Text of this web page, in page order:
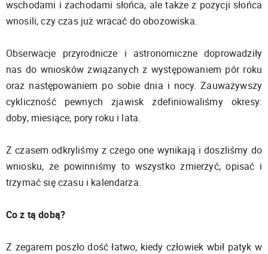
wschodami i zachodami słońca, ale także z pozycji słońca
wnosili, czy czas już wracać do obozowiska.
Obserwacje przyrodnicze i astronomiczne doprowadziły
nas do wniosków związanych z występowaniem pór roku
oraz następowaniem po sobie dnia i nocy. Zauważywszy
cykliczność pewnych zjawisk zdefiniowaliśmy okresy:
doby, miesiące, pory roku i lata.
Z czasem odkryliśmy z czego one wynikają i doszliśmy do
wniosku, że powinniśmy to wszystko zmierzyć, opisać i
trzymać się czasu i kalendarza.
Co z tą dobą?
Z zegarem poszło dość łatwo, kiedy człowiek wbił patyk w